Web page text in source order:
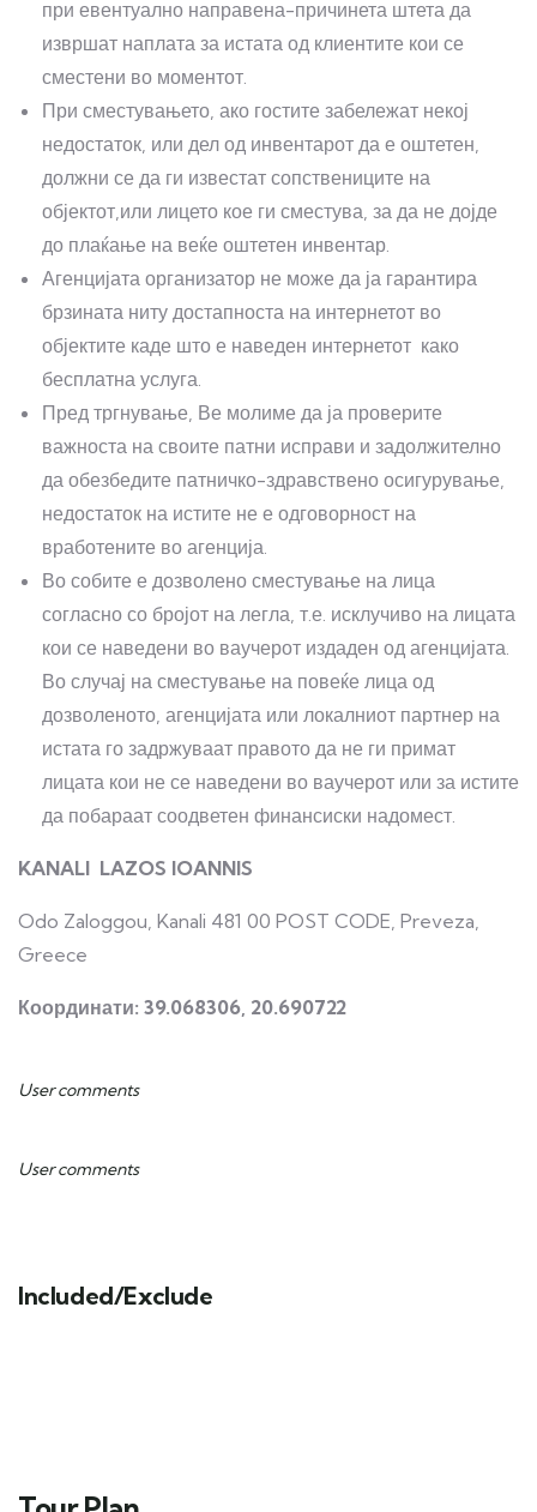
при евентуално направена-причинета штета да
извршат наплата за истата од клиентите кои се
сместени во моментот.
При сместувањето, ако гостите забележат некој
недостаток, или дел од инвентарот да е оштетен,
должни се да ги известат сопствениците на
објектот,или лицето кое ги сместува, за да не дојде
до плаќање на веќе оштетен инвентар.
Агенцијата организатор не може да ја гарантира
брзината ниту достапноста на интернетот во
објектите каде што е наведен интернетот како
бесплатна услуга.
Пред тргнување, Ве молиме да ја проверите
важноста на своите патни исправи и задолжително
да обезбедите патничко-здравствено осигурување,
недостаток на истите не е одговорност на
вработените во агенција.
Во собите е дозволено сместување на лица
согласно со бројот на легла, т.е. исклучиво на лицата
кои се наведени во ваучерот издаден од агенцијата.
Во случај на сместување на повеќе лица од
дозволеното, агенцијата или локалниот партнер на
истата го задржуваат правото да не ги примат
лицата кои не се наведени во ваучерот или за истите
да побараат соодветен финансиски надомест.
KANALI LAZOS IOANNIS
Odo Zaloggou, Kanali 481 00 POST CODE, Preveza,
Greece
Координати: 39.068306, 20.690722
User comments
User comments
Included/Exclude